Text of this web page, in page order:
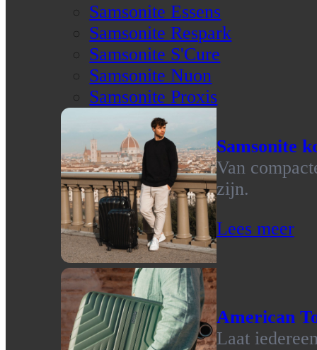
Samsonite Essens
Samsonite Respark
Samsonite S'Cure
Samsonite Nuon
Samsonite Proxis
Samsonite
Van
zijn.
Lees meer
American
Laat